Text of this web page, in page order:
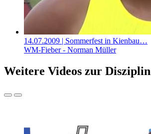
14.07.2009 | Sommerfest in Kienbau…
WM-Fieber - Norman Müller
Weitere Videos zur Disziplin